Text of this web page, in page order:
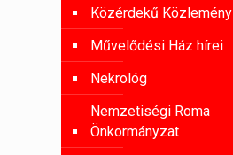
Közérdekű Közlemény
Művelődési Ház hírei
Nekrológ
Nemzetiségi Roma
Önkormányzat